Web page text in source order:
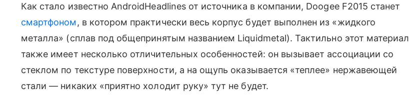
Как стало известно AndroidHeadlines от источника в компании, Doogee F2015 станет
смартфоном, в котором практически весь корпус будет выполнен из «жидкого
металла» (сплав под общепринятым названием Liquidmetal). Тактильно этот материал
также имеет несколько отличительных особенностей: он вызывает ассоциации со
стеклом по текстуре поверхности, а на ощупь оказывается «теплее» нержавеющей
стали — никаких «приятно холодит руку» тут не будет.